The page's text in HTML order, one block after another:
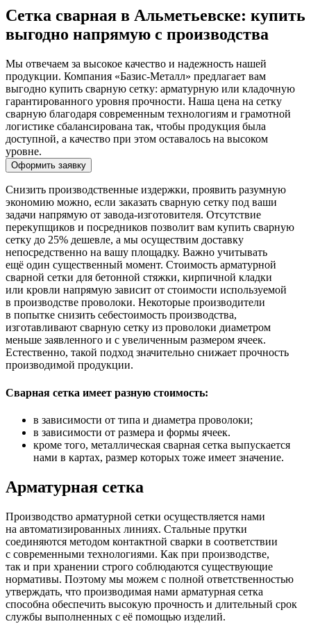
Сетка сварная в Альметьевске: купить
выгодно напрямую с производства
Мы отвечаем за высокое качество и надежность нашей
продукции. Компания «Базис-Металл» предлагает вам
выгодно купить сварную сетку: арматурную или кладочную
гарантированного уровня прочности. Наша цена на сетку
сварную благодаря современным технологиям и грамотной
логистике сбалансирована так, чтобы продукция была
доступной, а качество при этом оставалось на высоком
уровне.
Оформить заявку
Снизить производственные издержки, проявить разумную
экономию можно, если заказать сварную сетку под ваши
задачи напрямую от завода-изготовителя. Отсутствие
перекупщиков и посредников позволит вам купить сварную
сетку до 25% дешевле, а мы осуществим доставку
непосредственно на вашу площадку. Важно учитывать
ещё один существенный момент. Стоимость арматурной
сварной сетки для бетонной стяжки, кирпичной кладки
или кровли напрямую зависит от стоимости используемой
в производстве проволоки. Некоторые производители
в попытке снизить себестоимость производства,
изготавливают сварную сетку из проволоки диаметром
меньше заявленного и с увеличенным размером ячеек.
Естественно, такой подход значительно снижает прочность
производимой продукции.
Сварная сетка имеет разную стоимость:
в зависимости от типа и диаметра проволоки;
в зависимости от размера и формы ячеек.
кроме того, металлическая сварная сетка выпускается
нами в картах, размер которых тоже имеет значение.
Арматурная сетка
Производство арматурной сетки осуществляется нами
на автоматизированных линиях. Стальные прутки
соединяются методом контактной сварки в соответствии
с современными технологиями. Как при производстве,
так и при хранении строго соблюдаются существующие
нормативы. Поэтому мы можем с полной ответственностью
утверждать, что производимая нами арматурная сетка
способна обеспечить высокую прочность и длительный срок
службы выполненных с её помощью изделий.